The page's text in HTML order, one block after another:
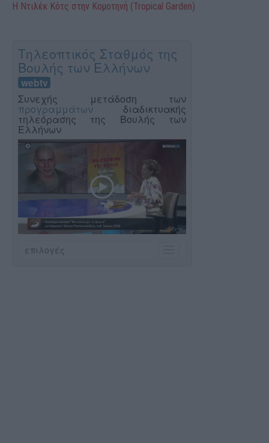
Η Ντιλέκ Κότς στην Κομοτηνή (Tropical Garden)